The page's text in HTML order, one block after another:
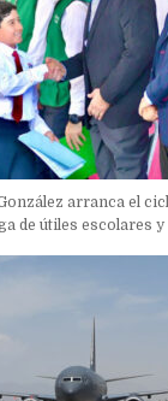
arranca el
de útiles escolares